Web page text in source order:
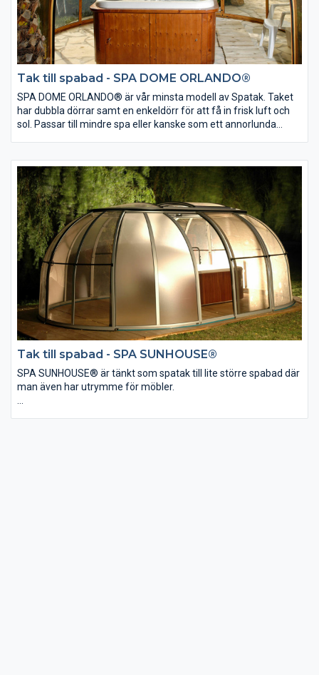
Tak till spabad - SPA DOME ORLANDO®
SPA DOME ORLANDO® är vår minsta modell av Spatak. Taket
har dubbla dörrar samt en enkeldörr för att få in frisk luft och
sol. Passar till mindre spa eller kanske som ett annorlunda
Mått:
Diameter: 4,11m/5,0 m
Höjd: 2,3 m
Tak till spabad - SPA SUNHOUSE®
SPA SUNHOUSE® är tänkt som spatak till lite större spabad där
man även har utrymme för möbler.